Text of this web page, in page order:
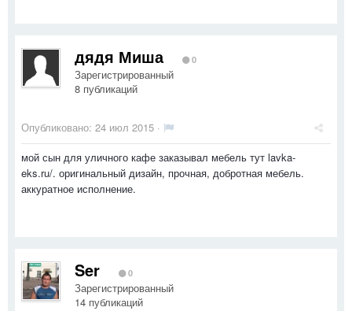
дядя Миша 0
Зарегистрированный
8 публикаций
Опубликовано: 24 июл 2015 ·
мой сын для уличного кафе заказывал мебель тут lavka-
eks.ru/. оригинальный дизайн, прочная, добротная мебель.
аккуратное исполнение.
Ser 0
Зарегистрированный
14 публикаций